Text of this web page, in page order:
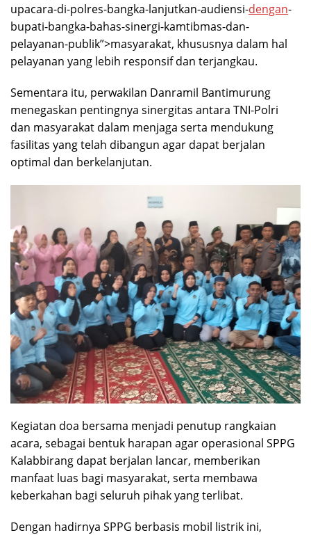
upacara-di-polres-bangka-lanjutkan-audiensi-dengan-
bupati-bangka-bahas-sinergi-kamtibmas-dan-
pelayanan-publik”>masyarakat, khususnya dalam hal
pelayanan yang lebih responsif dan terjangkau.
Sementara itu, perwakilan Danramil Bantimurung
menegaskan pentingnya sinergitas antara TNI-Polri
dan masyarakat dalam menjaga serta mendukung
fasilitas yang telah dibangun agar dapat berjalan
optimal dan berkelanjutan.
Kegiatan doa bersama menjadi penutup rangkaian
acara, sebagai bentuk harapan agar operasional SPPG
Kalabbirang dapat berjalan lancar, memberikan
manfaat luas bagi masyarakat, serta membawa
keberkahan bagi seluruh pihak yang terlibat.
Dengan hadirnya SPPG berbasis mobil listrik ini,